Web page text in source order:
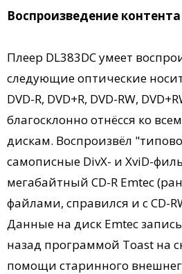
Воспроизведение контента
Плеер DL383DC умеет
следующие оптические
DVD-R, DVD+R, DVD-RW,
благосклонно отнёсся ко
дискам. Воспроизвёл
самописные DivX- и XviD-
мегабайтный CD-R Emtec
файлами, справился и с CD-
Данные на диск Emtec
назад программой Toast на
помощи старинного